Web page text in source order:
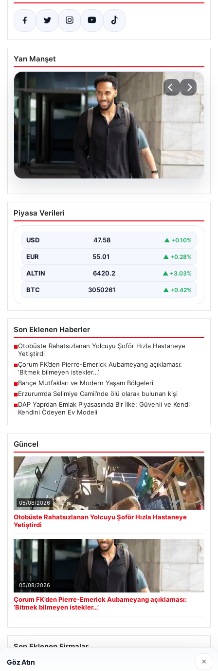
Yan Manşet
05.08.2026
Çorum FK’den Pierre-Emerick
Aubameyang açıklaması: ‘Bitmek
Piyasa Verileri
USD 47.58 ▲ +0.10%
EUR 55.01 ▲ +0.28%
ALTIN 6420.2 ▲ +3.03%
BTC 3050261 ▲ +0.42%
Son Eklenen Haberler
■Otobüste Rahatsızlanan Yolcuyu Şoför Hızla Hastaneye
Yetiştirdi
■Çorum FK’den Pierre-Emerick Aubameyang açıklaması:
‘Bitmek bilmeyen istekler…’
■Bahçe Mutfakları ve Modern Yaşam Bölgeleri
■Erzurum’da Selimiye Camii’nde ölü olarak bulunan kişi
■DAP Yapı’dan Emlak Piyasasında Bir İlke: Güvenli ve Kendi
Kendini Ödeyen Ev Modeli
Güncel
05/08/2026
Otobüste Rahatsızlanan Yolcuyu Şoför Hızla Hastaneye
Yetiştirdi
05/08/2026
Çorum FK’den Pierre-Emerick Aubameyang açıklaması:
‘Bitmek bilmeyen istekler…’
Son Eklenen Firmalar
Göz Atın ×